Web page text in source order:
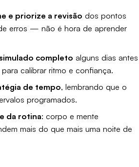
e priorize a revisão dos pontos
erros — não é hora de aprender
completo alguns dias antes
calibrar ritmo e confiança.
de tempo, lembrando que o
programados.
da rotina: corpo e mente
mais do que mais uma noite de